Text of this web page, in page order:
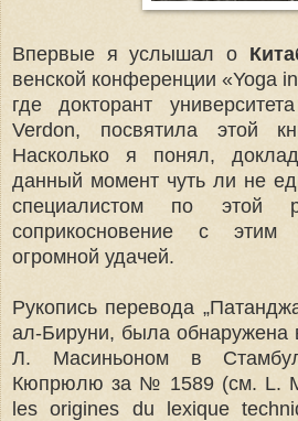
Впервые я услышал о
венской конференции «Yoga
где докторант
Verdon, посвятила этой
Насколько я понял,
данный момент чуть ли не
специалистом по этой
соприкосновение с этим
огромной удачей.
Рукопись перевода
ал-Бируни, была обнаружена
Л. Масиньоном в
Кюпрюлю за № 1589 (см. L.
les origines du lexique